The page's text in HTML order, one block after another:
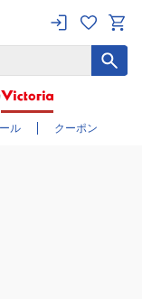
ル クーポン